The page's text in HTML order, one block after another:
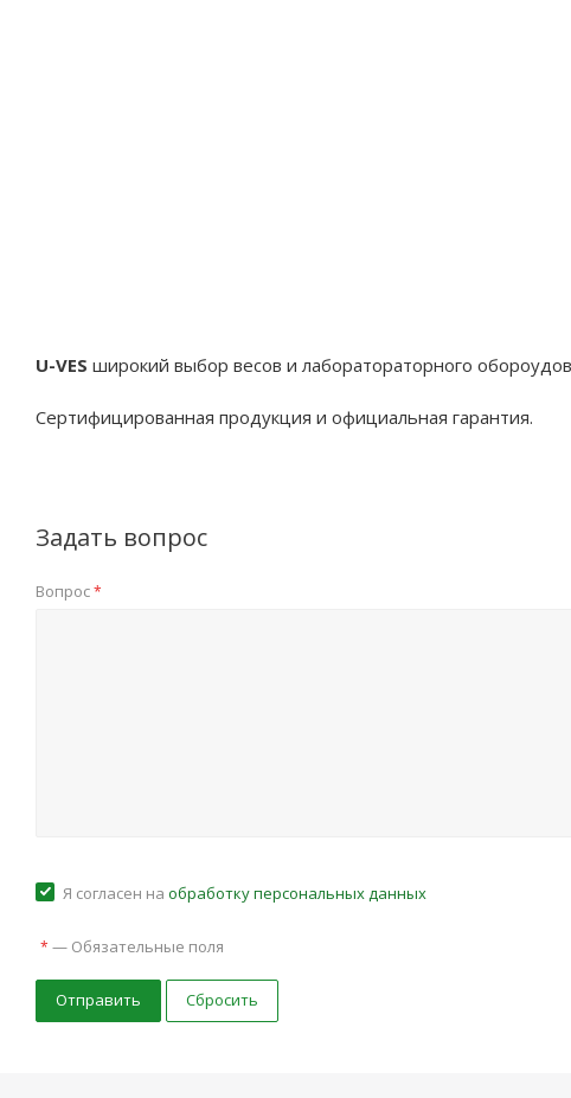
U-VES широкий выбор весов и лаборатораторного
Сертифицированная продукция и официальная гарантия.
Задать вопрос
Вопрос*
Я согласен на обработку персональных данных
* — Обязательные поля
Сбросить